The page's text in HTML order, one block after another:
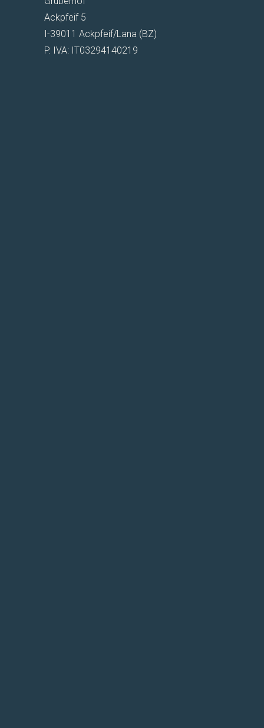
Ackpfeif 5
I-39011 Ackpfeif/Lana (BZ)
P. IVA: IT03294140219